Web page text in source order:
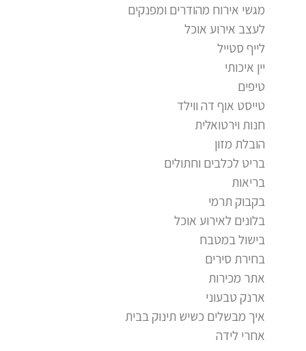
מגשי אירוח מהודרים ומפנקים
לעצב אירוע אוכל
לייף סטייל
יין איכותי
טיפים
טייסט אוף דה ווילד
חנות וירטואלית
הובלת מזון
בריט לכלבים וחתולים
בריאות
בקבוק תרמי
בלונים לאירוע אוכל
בישול במטבח
בחירת סירים
אתר מכירות
ארנק טבעוני
איך מבשלים כשיש תינוק בבית
אחרי לידה